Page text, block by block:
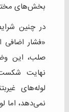
بخش‌های
در چنین
«فشار اضافی
صلب، این
نهایت
لوله‌های
نمی‌دهد، اما